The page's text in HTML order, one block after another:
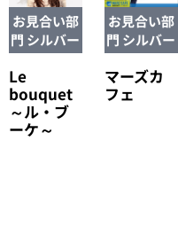
お見合い部
門 シルバー
Le
bouquet
～ル・ブ
ーケ～
お見合い部
門 シルバー
マーズカ
フェ